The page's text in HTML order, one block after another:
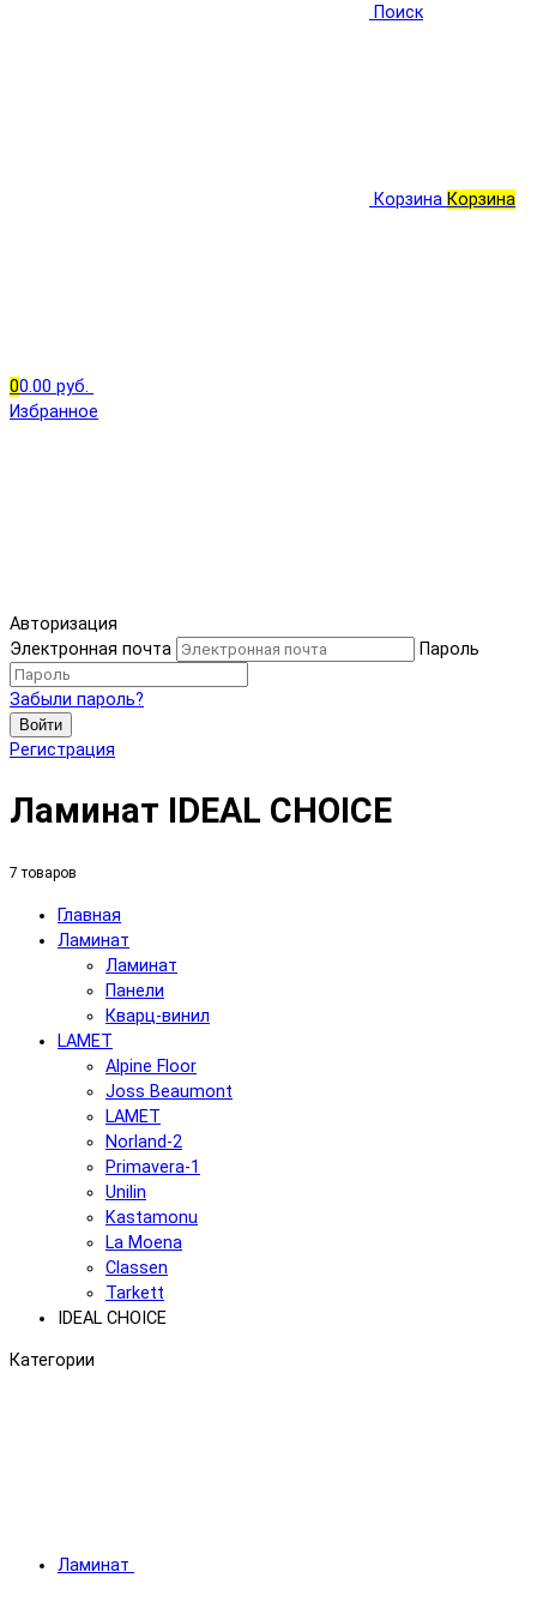
Поиск
Корзина Корзина
00.00 руб.
Избранное
Авторизация
Электронная почта
Пароль
Забыли пароль?
Войти
Регистрация
Ламинат IDEAL CHOICE
7 товаров
Главная
Ламинат
Ламинат
Панели
Кварц-винил
LAMET
Alpine Floor
Joss Beaumont
LAMET
Norland-2
Primavera-1
Unilin
Kastamonu
La Moena
Classen
Tarkett
IDEAL CHOICE
Категории
Ламинат